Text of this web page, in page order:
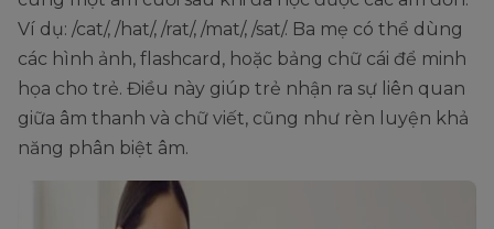
Ví dụ: /cat/, /hat/, /rat/, /mat/, /sat/. Ba mẹ có thể dùng
các hình ảnh, flashcard, hoặc bảng chữ cái để minh
họa cho trẻ. Điều này giúp trẻ nhận ra sự liên quan
giữa âm thanh và chữ viết, cũng như rèn luyện khả
năng phân biệt âm.